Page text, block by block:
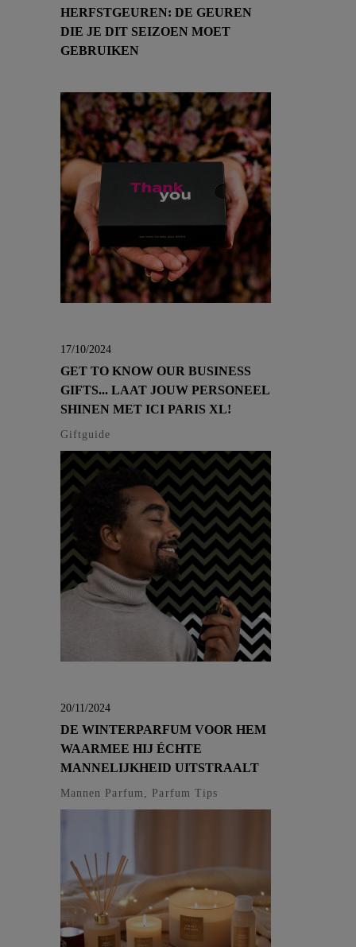
HERFSTGEUREN: DE GEUREN
DIE JE DIT SEIZOEN MOET
GEBRUIKEN
17/10/2024
GET TO KNOW OUR BUSINESS
GIFTS... LAAT JOUW PERSONEEL
SHINEN MET ICI PARIS XL!
Giftguide
20/11/2024
DE WINTERPARFUM VOOR HEM
WAARMEE HIJ ÉCHTE
MANNELIJKHEID UITSTRAALT
Mannen Parfum, Parfum Tips